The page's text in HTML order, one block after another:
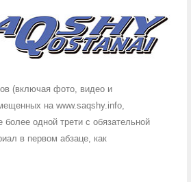
(включая фото, видео и
на www.saqshy.info,
одной трети с обязательной
в первом абзаце, как